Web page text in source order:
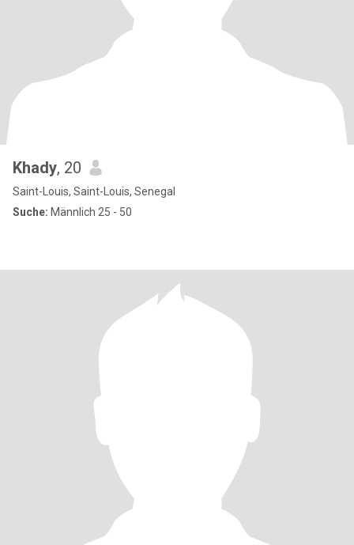
Khady, 20
Saint-Louis, Saint-Louis, Senegal
Suche: Männlich 25 - 50